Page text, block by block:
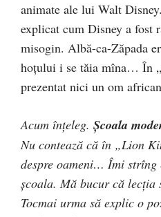
animate ale lui Walt
explicat cum Disney a fost
misogin. Albă-ca-Zăpada
hoțului i se tăia mîna… În
prezentat nici un om
Acum înțeleg. Școala
Nu contează că în „Lion
despre oameni… Îmi strîng
școala. Mă bucur că lecția
Tocmai urma să explic o